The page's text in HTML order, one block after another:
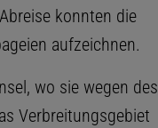
konnten die
aufzeichnen.
wo sie wegen des
Verbreitungsgebiet